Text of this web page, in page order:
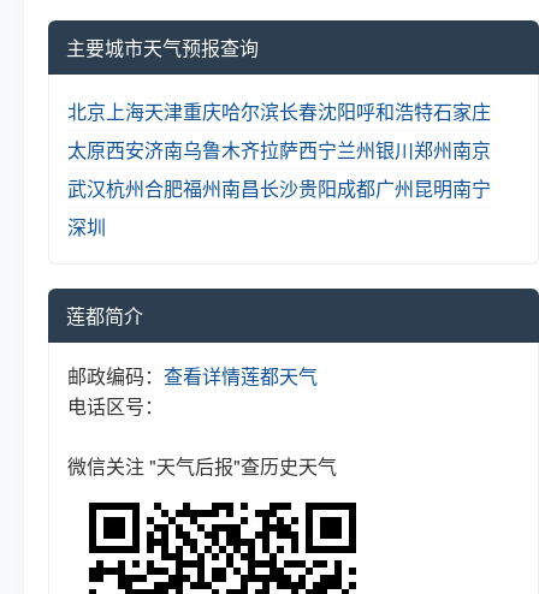
主要城市天气预报查询
北京上海天津重庆哈尔滨长春沈阳呼和浩特石家庄
太原西安济南乌鲁木齐拉萨西宁兰州银川郑州南京
武汉杭州合肥福州南昌长沙贵阳成都广州昆明南宁
深圳
莲都简介
邮政编码：
电话区号：
查看详情莲都天气
微信关注 "天气后报"查历史天气